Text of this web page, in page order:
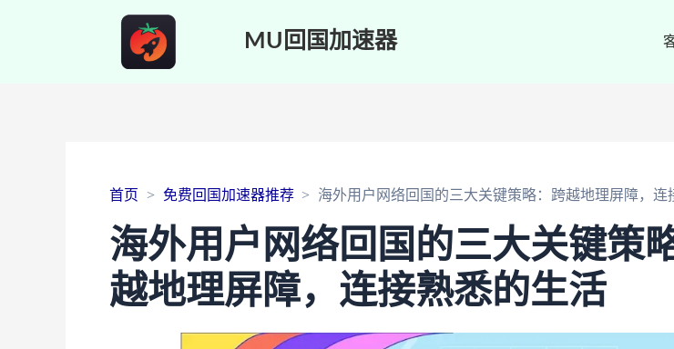
MU回国加速器
首页 免费回国加速器推荐 海外用户网络回国的三大关键策略：跨越地理屏障，连
海外用户网络回国的三大关键策
越地理屏障，连接熟悉的生活